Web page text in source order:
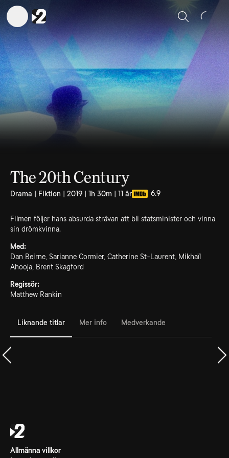
Sök
The 20th Century
Drama | Fiktion | 2019 | 1h 30m | 11 år 6.9
Filmen följer hans absurda strävan att bli statsminister och vinna
sin drömkvinna.
Med:
Dan Beirne, Sarianne Cormier, Catherine St-Laurent, Mikhaïl
Ahooja, Brent Skagford
Regissör:
Matthew Rankin
Liknande titlar Mer info Medverkande
Allmänna villkor